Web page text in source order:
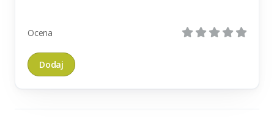
Ocena